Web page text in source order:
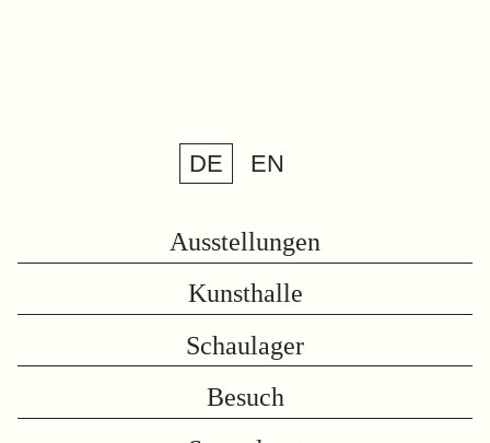
DE EN
Ausstellungen
Kunsthalle
Schaulager
Besuch